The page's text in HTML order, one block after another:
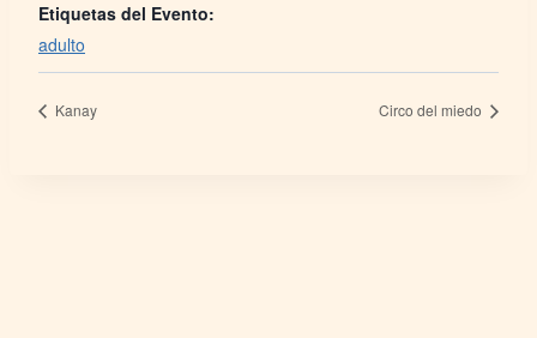
Etiquetas del Evento:
adulto
Kanay Circo del miedo